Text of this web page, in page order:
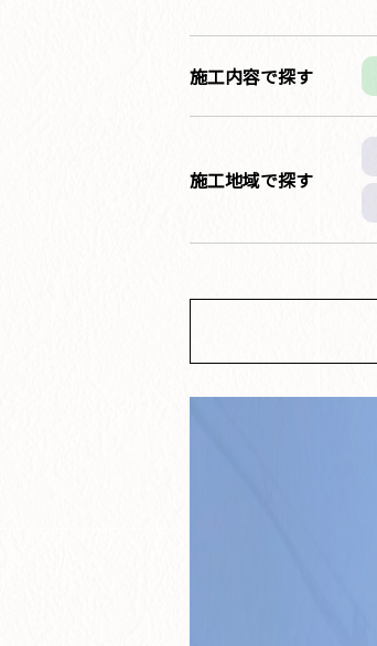
施工内容で探す
施工地域で探す